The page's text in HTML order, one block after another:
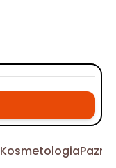
Kosmetologia